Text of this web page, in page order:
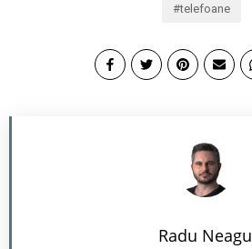
telefoane
Radu Neagu